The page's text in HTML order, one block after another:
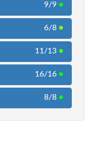
9/9 ●
6/8 ●
11/13 ●
16/16 ●
8/8 ●